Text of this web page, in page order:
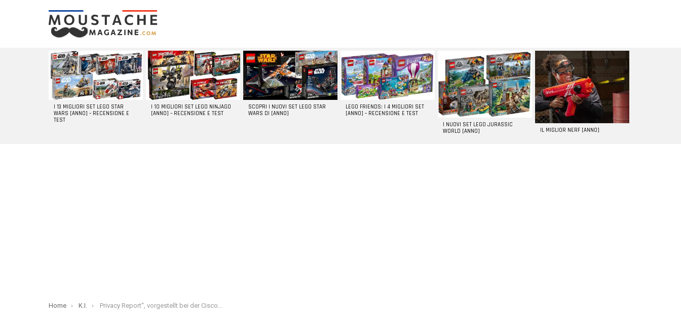
LATEST
STORIES
I 13 MIGLIORI SET LEGO STAR
WARS [ANNO] – RECENSIONE E
TEST
I 10 MIGLIORI SET LEGO NINJAGO
[ANNO] – RECENSIONE E TEST
SCOPRI I NUOVI SET LEGO STAR
WARS DI [ANNO]
LEGO FRIENDS: I 4 MIGLIORI SET
[ANNO] – RECENSIONE E TEST
I NUOVI SET LEGO JURASSIC
WORLD [ANNO]
IL MIGLIOR NERF [ANNO]
You are here:
Home K.I. Privacy Report“, vorgestellt bei der Cisco Consumer Privacy Survey 2023